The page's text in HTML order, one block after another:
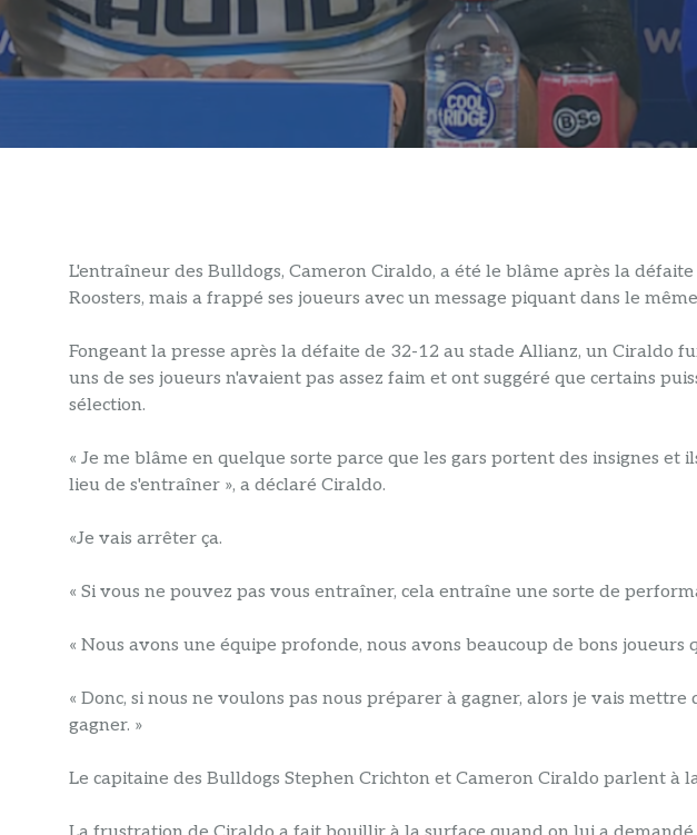
L'entraîneur des Bulldogs, Cameron Ciraldo, a été le blâme après la
Roosters, mais a frappé ses joueurs avec un message piquant dans le
Fongeant la presse après la défaite de 32-12 au stade Allianz, un Ciraldo
uns de ses joueurs n'avaient pas assez faim et ont suggéré que certains
sélection.
« Je me blâme en quelque sorte parce que les gars portent des insignes
lieu de s'entraîner », a déclaré Ciraldo.
«Je vais arrêter ça.
« Si vous ne pouvez pas vous entraîner, cela entraîne une sorte de
« Nous avons une équipe profonde, nous avons beaucoup de bons joueurs
« Donc, si nous ne voulons pas nous préparer à gagner, alors je vais
gagner. »
Le capitaine des Bulldogs Stephen Crichton et Cameron Ciraldo parlent à